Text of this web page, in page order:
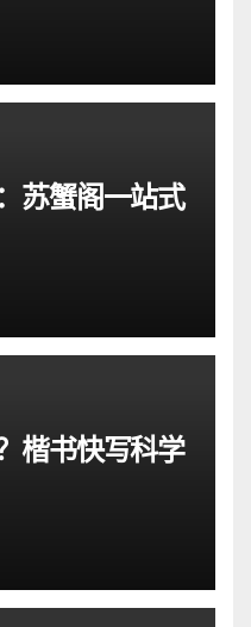
苏蟹阁一站式
楷书快写科学